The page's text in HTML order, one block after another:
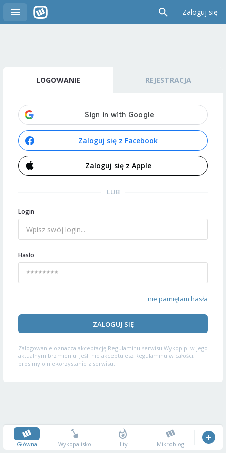
Zaloguj się
LOGOWANIE REJESTRACJA
Zaloguj się z Facebook
Zaloguj się z Apple
LUB
Login
Hasło
nie pamiętam hasła
ZALOGUJ SIĘ
Zalogowanie oznacza akceptację Regulaminu serwisu Wykop.pl w jego
aktualnym brzmieniu. Jeśli nie akceptujesz Regulaminu w całości,
prosimy o niekorzystanie z serwisu.
Główna Wykopalisko Hity Mikroblog